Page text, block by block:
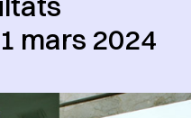
mars 2024